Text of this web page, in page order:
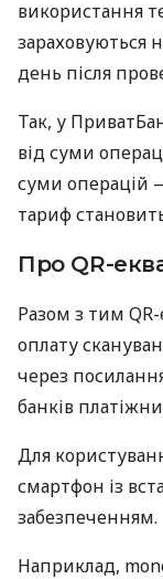
використання
зараховуються
день після
Так, у
від суми
суми операцій
тариф
Про QR-
Разом з тим
оплату
через
банків
Для
смартфон із
забезпеченням.
Наприклад,